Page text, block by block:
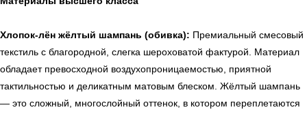
Хлопок-лён жёлтый шампань (обивка): Премиальный смесовый
текстиль с благородной, слегка шероховатой фактурой. Материал
обладает превосходной воздухопроницаемостью, приятной
тактильностью и деликатным матовым блеском. Жёлтый шампань
— это сложный, многослойный оттенок, в котором переплетаются